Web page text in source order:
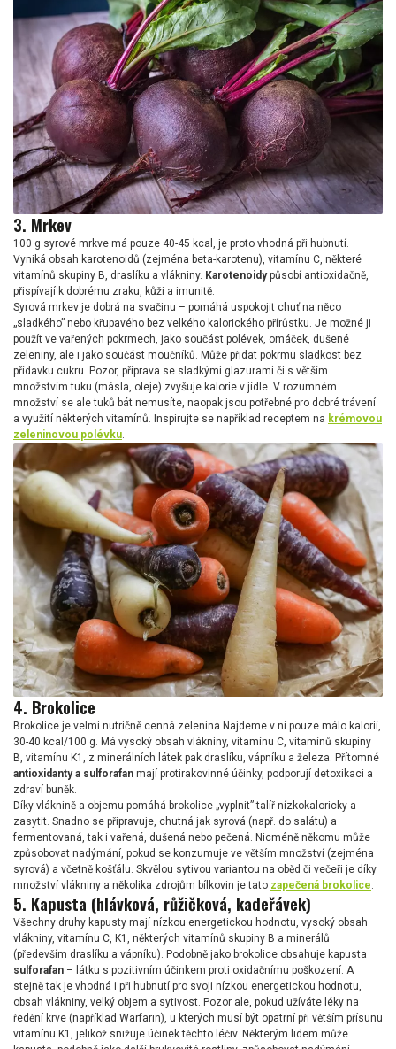
3. Mrkev
100 g syrové mrkve má pouze 40-45 kcal, je proto vhodná při hubnutí.
Vyniká obsah karotenoidů (zejména beta-karotenu), vitamínu C, některé
vitamínů skupiny B, draslíku a vlákniny. Karotenoidypůsobí antioxidačně,
přispívají k dobrému zraku, kůži a imunitě.
Syrová mrkev je dobrá na svačinu – pomáhá uspokojit chuť na něco
„sladkého” nebo křupavého bez velkého kalorického přírůstku. Je možné ji
použít ve vařených pokrmech, jako součást polévek, omáček, dušené
zeleniny, ale i jako součást moučníků. Může přidat pokrmu sladkost bez
přídavku cukru. Pozor, příprava se sladkými glazurami či s větším
množstvím tuku (másla, oleje) zvyšuje kalorie v jídle. V rozumném
množství se ale tuků bát nemusíte, naopak jsou potřebné pro dobré trávení
a využití některých vitamínů. Inspirujte se například receptem na krémovou
zeleninovou polévku
4. Brokolice
Brokolice je velmi nutričně cenná zelenina.Najdeme v ní pouze málo kalorií,
30-40 kcal/100 g. Má vysoký obsah vlákniny, vitamínu C, vitamínů skupiny
B, vitamínu K1, z minerálních látek pak draslíku, vápníku a železa. Přítomné
antioxidanty a sulforafan mají protirakovinné účinky, podporují detoxikaci a
zdraví buněk.
Díky vláknině a objemu pomáhá brokolice „vyplnit” talíř nízkokaloricky a
zasytit. Snadno se připravuje, chutná jak syrová (např. do salátu) a
fermentovaná, tak i vařená, dušená nebo pečená. Nicméně někomu může
způsobovat nadýmání, pokud se konzumuje ve větším množství (zejména
syrová) a včetně košťálu. Skvělou sytivou variantou na oběd či večeři je díky
množství vlákniny a několika zdrojům bílkovin je tato zapečená brokolice.
5. Kapusta (hlávková, růžičková, kadeřávek)
Všechny druhy kapusty mají nízkou energetickou hodnotu, vysoký obsah
vlákniny, vitamínu C, K1, některých vitamínů skupiny B a minerálů
(především draslíku a vápníku). Podobně jako brokolice obsahuje kapusta
sulforafan – látku s pozitivním účinkem proti oxidačnímu poškození. A
stejně tak je vhodná i při hubnutí pro svoji nízkou energetickou hodnotu,
obsah vlákniny, velký objem a sytivost. Pozor ale, pokud užíváte léky na
ředění krve (například Warfarin), u kterých musí být opatrní při větším přísunu
vitamínu K1, jelikož snižuje účinek těchto léčiv. Některým lidem může